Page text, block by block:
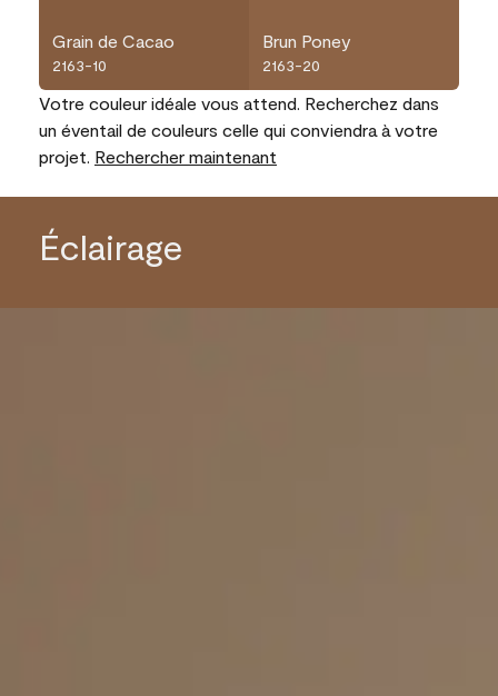
Grain de Cacao
2163-10
Brun Poney
2163-20
Votre couleur idéale vous attend. Recherchez dans
un éventail de couleurs celle qui conviendra à votre
projet. Rechercher maintenant
Éclairage